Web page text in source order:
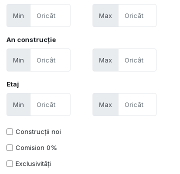
Min Max
An construcție
Min Max
Etaj
Min Max
Construcții noi
Comision 0%
Exclusivități